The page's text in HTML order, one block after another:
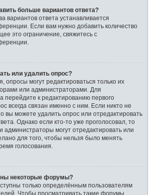
больше вариантов ответа?
вариантов ответа устанавливается
Если вам нужно добавить количество
это ограничение, свяжитесь с
или удалить опрос?
опросы могут редактироваться только их
или администраторами. Для
перейдите к редактированию первого
всегда связан именно с ним. Если никто не
вы можете удалить опрос или отредактировать
Однако если кто-то уже проголосовал, то
администраторы могут отредактировать или
для того, чтобы нельзя было менять
голосования.
некоторые форумы?
только определённым пользователям
Чтобы просматривать такие форумы,